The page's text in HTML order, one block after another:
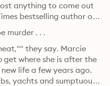
anything to come out
bestselling author of
they say. Marcie
where she is after the
life a few years ago.
yachts and sumptuous